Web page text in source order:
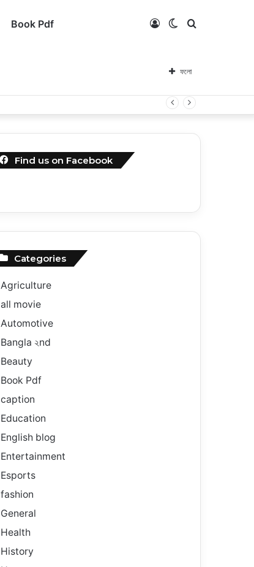
Book Pdf কি
করবেন?
Switch
skin
Log
ফলো
Find us on Facebook
Categories
Agriculture
all movie
Automotive
Bangla ২nd
Beauty
Book Pdf
caption
Education
English blog
Entertainment
Esports
fashion
General
Health
History